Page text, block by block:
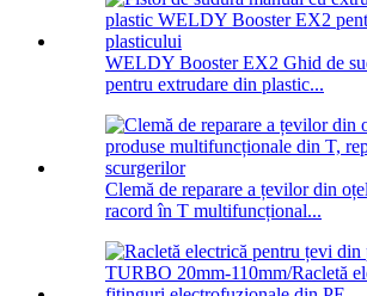
WELDY Booster EX2 Ghid de
pentru extrudare din plastic...
Clemă de reparare a țevilor din
racord în T multifuncțional...